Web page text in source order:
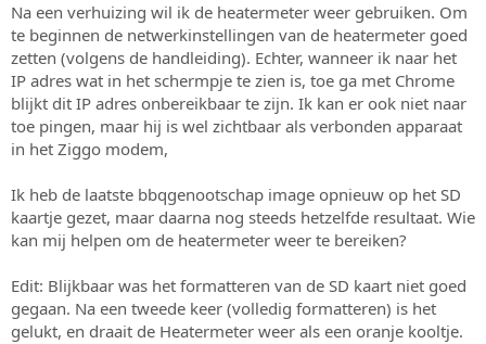
Na een verhuizing wil ik de heatermeter weer gebruiken. Om
te beginnen de netwerkinstellingen van de heatermeter goed
zetten (volgens de handleiding). Echter, wanneer ik naar het
IP adres wat in het schermpje te zien is, toe ga met Chrome
blijkt dit IP adres onbereikbaar te zijn. Ik kan er ook niet naar
toe pingen, maar hij is wel zichtbaar als verbonden apparaat
in het Ziggo modem,
Ik heb de laatste bbqgenootschap image opnieuw op het SD
kaartje gezet, maar daarna nog steeds hetzelfde resultaat. Wie
kan mij helpen om de heatermeter weer te bereiken?
Edit: Blijkbaar was het formatteren van de SD kaart niet goed
gegaan. Na een tweede keer (volledig formatteren) is het
gelukt, en draait de Heatermeter weer als een oranje kooltje.